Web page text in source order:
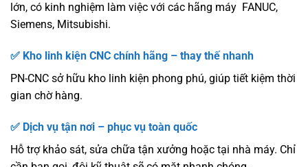
lớn, có kinh nghiệm làm việc với các hãng máy FANUC,
Siemens, Mitsubishi.
✅ Kho linh kiện CNC chính hãng – thay thế nhanh
PN-CNC sở hữu kho linh kiện phong phú, giúp tiết kiệm thời
gian chờ hàng.
✅ Dịch vụ tận nơi – phục vụ toàn quốc
Hỗ trợ khảo sát, sửa chữa tận xưởng hoặc tại nhà máy. Chỉ